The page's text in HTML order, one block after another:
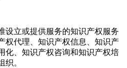
设立或提供服务的知识产权服务
权代理、知识产权信息、知识产
化、知识产权咨询和知识产权培
织。